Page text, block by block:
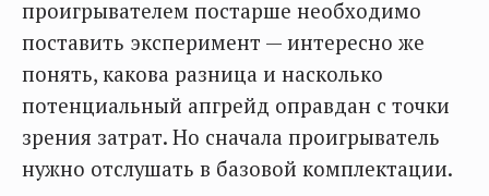
проигрывателем постарше необходимо
поставить эксперимент — интересно же
понять, какова разница и насколько
потенциальный апгрейд оправдан с точки
зрения затрат. Но сначала проигрыватель
нужно отслушать в базовой комплектации.